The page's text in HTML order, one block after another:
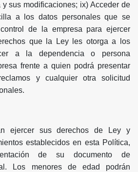
sus modificaciones; ix) Acceder de
a los datos personales que se
de la empresa para ejercer
que la Ley les otorga a los
a la dependencia o persona
frente a quien podrá presentar
y cualquier otra solicitud
ejercer sus derechos de Ley y
establecidos en esta Política,
de su documento de
Los menores de edad podrán